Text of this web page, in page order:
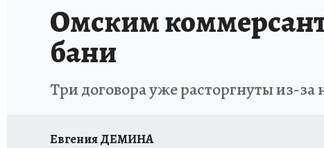
Омским
бани
Три договора уже расторгнуты из-
Евгения ДЕМИНА